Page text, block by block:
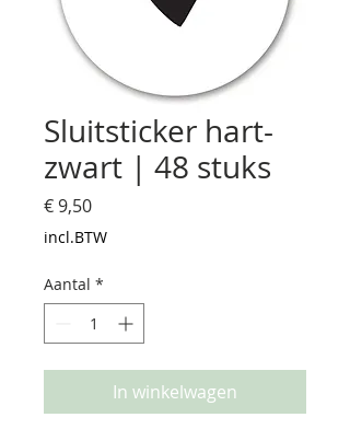
Sluitsticker hart-
zwart | 48 stuks
€ 9,50Prijs
incl.BTW
Aantal *
In winkelwagen